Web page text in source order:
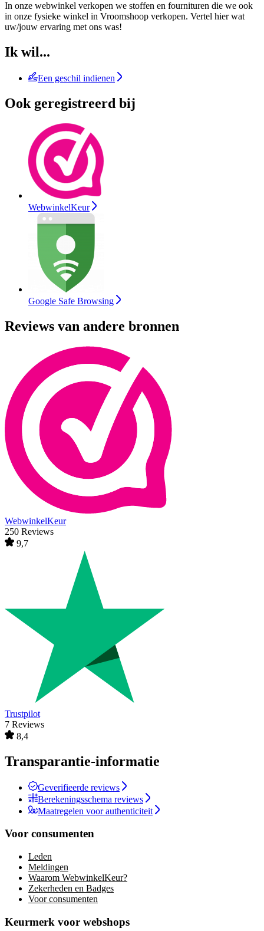
In onze webwinkel verkopen we stoffen en fournituren die we ook
in onze fysieke winkel in Vroomshoop verkopen. Vertel hier wat
uw/jouw ervaring met ons was!
Ik wil...
Een geschil indienen
Ook geregistreerd bij
WebwinkelKeur
Google Safe Browsing
Reviews van andere bronnen
WebwinkelKeur
250 Reviews
9,7
Trustpilot
7 Reviews
8,4
Transparantie-informatie
Geverifieerde reviews
Berekeningsschema reviews
Maatregelen voor authenticiteit
Voor consumenten
Leden
Meldingen
Waarom WebwinkelKeur?
Zekerheden en Badges
Voor consumenten
Keurmerk voor webshops